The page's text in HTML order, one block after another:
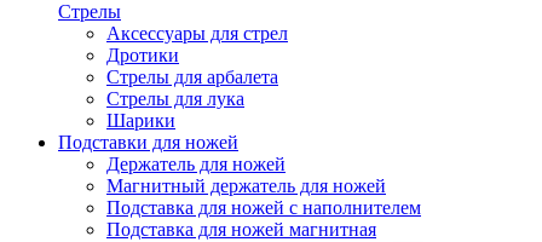
Стрелы
Аксессуары для стрел
Дротики
Стрелы для арбалета
Стрелы для лука
Шарики
Подставки для ножей
Держатель для ножей
Магнитный держатель для ножей
Подставка для ножей с наполнителем
Подставка для ножей магнитная